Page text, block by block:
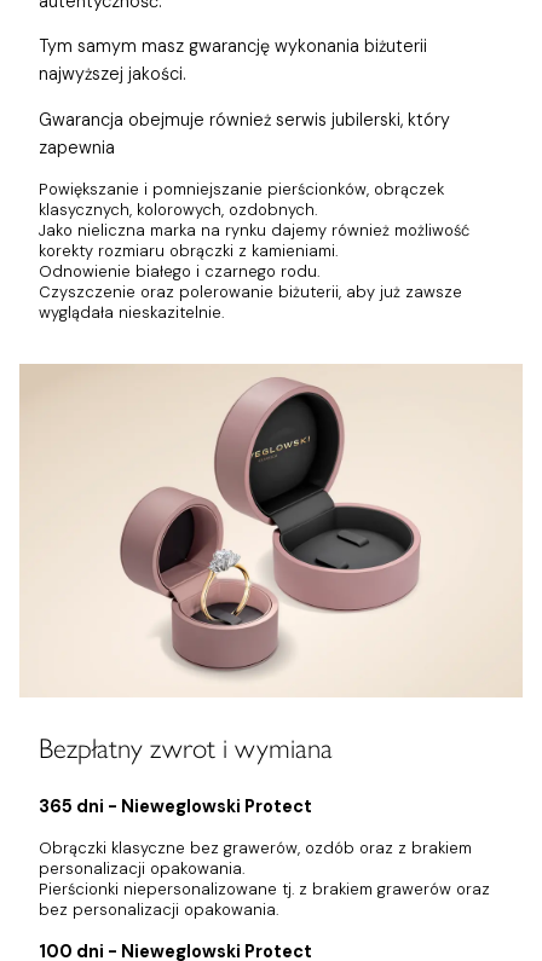
Tym samym masz gwarancję wykonania biżuterii
najwyższej jakości.
Gwarancja obejmuje również serwis jubilerski, który
zapewnia
Powiększanie i pomniejszanie pierścionków, obrączek
klasycznych, kolorowych, ozdobnych.
Jako nieliczna marka na rynku dajemy również możliwość
korekty rozmiaru obrączki z kamieniami.
Odnowienie białego i czarnego rodu.
Czyszczenie oraz polerowanie biżuterii, aby już zawsze
wyglądała nieskazitelnie.
Bezpłatny zwrot i wymiana
365 dni - Nieweglowski Protect
Obrączki klasyczne bez grawerów, ozdób oraz z brakiem
personalizacji opakowania.
Pierścionki niepersonalizowane tj. z brakiem grawerów oraz
bez personalizacji opakowania.
100 dni - Nieweglowski Protect